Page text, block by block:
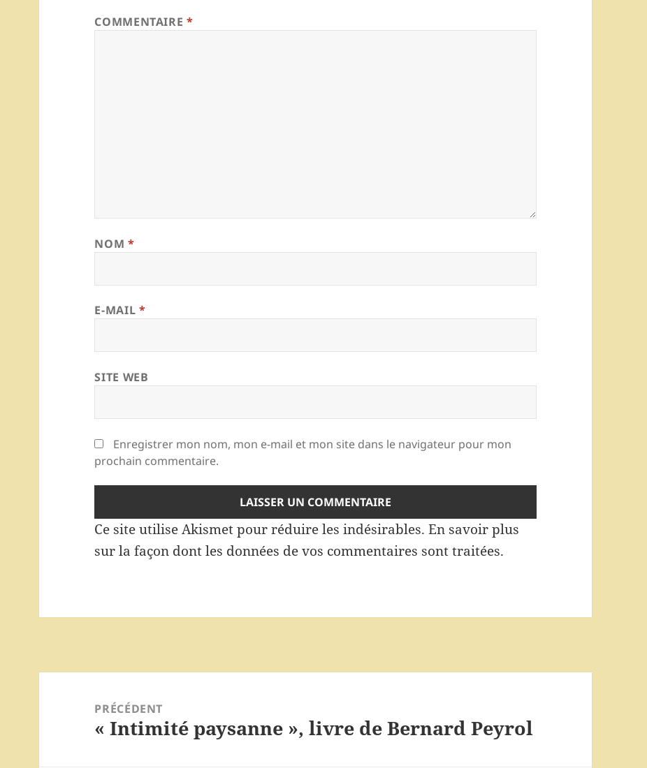
COMMENTAIRE*
NOM *
E-MAIL *
SITE WEB
Enregistrer mon nom, mon e-mail et mon site dans le navigateur pour mon
prochain commentaire.
Ce site utilise Akismet pour réduire les indésirables.En savoir plus
sur la façon dont les données de vos commentaires sont traitées.
PRÉCÉDENT
Article
« Intimité paysanne », livre de Bernard Peyrol